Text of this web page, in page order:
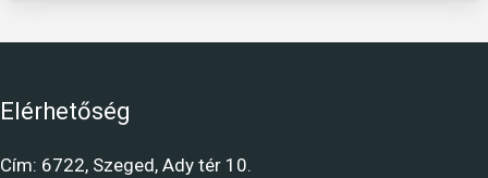
Elérhetőség
Cím: 6722, Szeged, Ady tér 10.